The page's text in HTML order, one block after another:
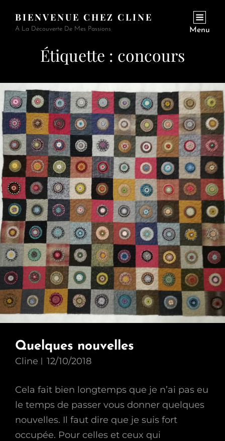
BIENVENUE CHEZ CLINE
A La Découverte De Mes Passions Menu
Étiquette : concours
Quelques nouvelles
Cline 12/10/2018
Cela fait bien longtemps que je n’ai pas eu
le temps de passer vous donner quelques
nouvelles. Il faut dire que je suis fort
occupée. Pour celles et ceux qui